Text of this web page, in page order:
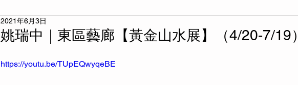
姚瑞中｜東區藝廊【黃金山水展】（4/20-7/19）
2021年6月3日
https://youtu.be/TUpEQwyqeBE